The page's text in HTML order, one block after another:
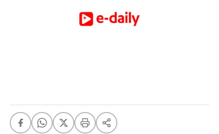
A-List LGBTQI+